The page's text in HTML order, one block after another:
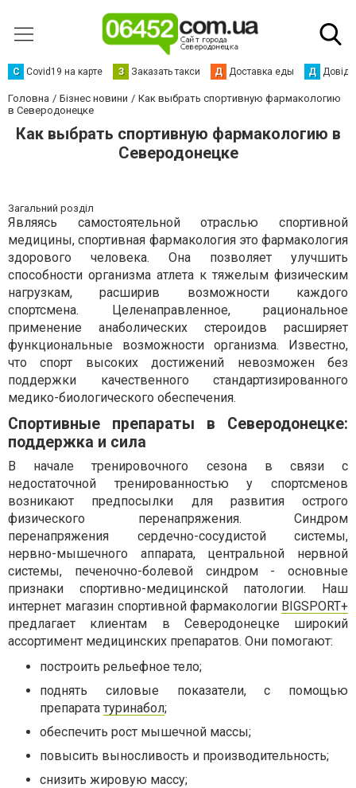
С Сovid19 на карте З Заказать такси Д Доставка еды Д
Головна Бізнес новини
Как выбрать спортивную фармакологию
в Северодонецке
Как выбрать спортивную фармакологию в
Северодонецке
Загальний розділ
Являясь самостоятельной отраслью спортивной
медицины, спортивная фармакология это фармакология
здорового человека. Она позволяет улучшить
способности организма атлета к тяжелым физическим
нагрузкам, расширив возможности каждого
спортсмена. Целенаправленное, рациональное
применение анаболических стероидов расширяет
функциональные возможности организма. Известно,
что спорт высоких достижений невозможен без
поддержки качественного стандартизированного
медико-биологического обеспечения.
Спортивные препараты в Северодонецке:
поддержка и сила
В начале тренировочного сезона в связи с
недостаточной тренированностью у спортсменов
возникают предпосылки для развития острого
физического перенапряжения. Синдром
перенапряжения сердечно-сосудистой системы,
нервно-мышечного аппарата, центральной нервной
системы, печеночно-болевой синдром - основные
признаки спортивно-медицинской патологии. Наш
интернет магазин спортивной фармакологии BIGSPORT+
предлагает клиентам в Северодонецке широкий
ассортимент медицинских препаратов. Они помогают:
построить рельефное тело;
поднять силовые показатели, с помощью
препарата туринабол;
обеспечить рост мышечной массы;
повысить выносливость и производительность;
снизить жировую массу;